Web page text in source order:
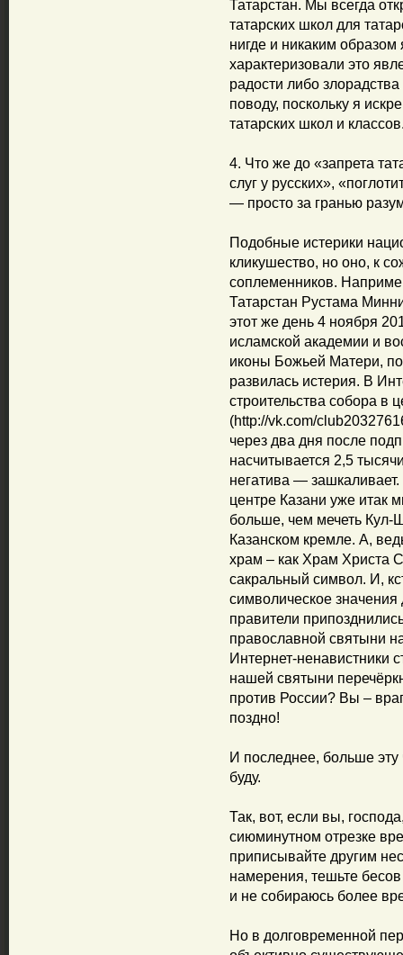
Татарстан. Мы всегда
татарских школ для
нигде и никаким
характеризовали это
радости либо
поводу, поскольку я
татарских школ и
4. Что же до «запрета
слуг у русских»,
— просто за гранью
Подобные истерики
кликушество, но оно, к
соплеменников.
Татарстан Рустама
этот же день 4 ноября
исламской академии и
иконы Божьей Матери,
развилась истерия. В
строительства собора в
(http://vk.com/
через два дня после
насчитывается 2,5
негатива —
центре Казани уже итак
больше, чем мечеть
Казанском кремле. А,
храм – как Храм Христа
сакральный символ. И,
символическое значения
правители
православной святыни
Интернет-ненавистники
нашей святыни
против России? Вы –
поздно!
И последнее, больше
буду.
Так, вот, если вы,
сиюминутном отрезке
приписывайте другим
намерения, тешьте бесов
и не собираюсь более
Но в долговременной